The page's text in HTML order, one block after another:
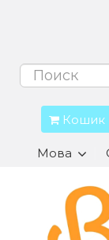
Кошик
Мова